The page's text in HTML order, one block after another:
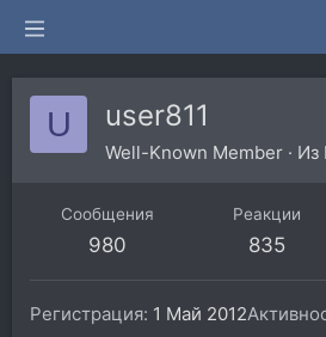
U user811
Well-Known Member · Из
Сообщения
980
Реакции
835
Регистрация 1 Май 2012